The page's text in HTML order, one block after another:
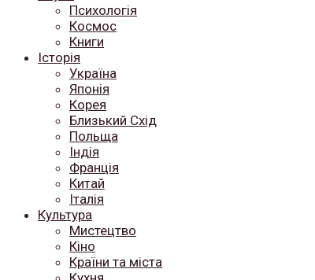
Психологія
Космос
Книги
Історія
Україна
Японія
Корея
Близький Схід
Польща
Індія
Франція
Китай
Італія
Культура
Мистецтво
Кіно
Країни та міста